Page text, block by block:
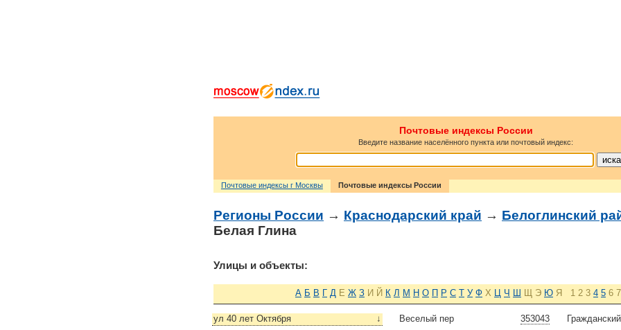
Почтовые индексы России
Введите название населённого пункта или почтовый индекс:
Почтовые индексы г Москвы Почтовые индексы России
Регионы России → Краснодарский край → Белоглинский
Белая Глина
Улицы и объекты:
А Б В Г Д Е Ж З И Й К Л М Н О П Р С Т У Ф Х Ц Ч Ш Щ Э Ю Я 1 2 3 4 5 6 7
↓
ул 40 лет Октября
353043
Веселый пер